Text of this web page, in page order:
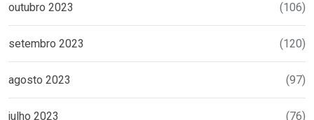
outubro 2023 (106)
setembro 2023 (120)
agosto 2023 (97)
julho 2023 (76)